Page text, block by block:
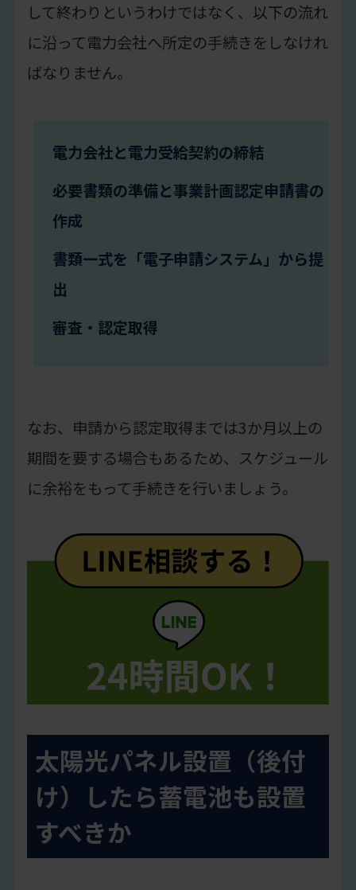
して終わりというわけではなく、以下の流れ
に沿って電力会社へ所定の手続きをしなけれ
ばなりません。
電力会社と電力受給契約の締結
必要書類の準備と事業計画認定申請書の
作成
書類一式を「電子申請システム」から提
出
審査・認定取得
なお、申請から認定取得までは3か月以上の
期間を要する場合もあるため、スケジュール
に余裕をもって手続きを行いましょう。
太陽光パネル設置（後付
け）したら蓄電池も設置
すべきか